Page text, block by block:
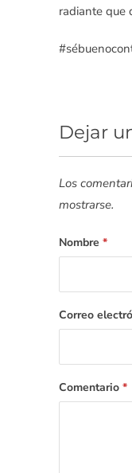
radiante que
Dejar
Los
mostrarse.
Nombre *
Correo
Comentario *